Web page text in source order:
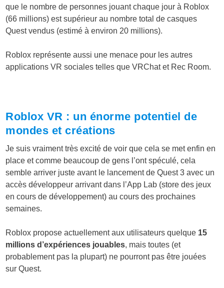
que le nombre de personnes jouant chaque jour à Roblox
(66 millions) est supérieur au nombre total de casques
Quest vendus (estimé à environ 20 millions).
Roblox représente aussi une menace pour les autres
applications VR sociales telles que VRChat et Rec Room.
Roblox VR : un énorme potentiel de
mondes et créations
Je suis vraiment très excité de voir que cela se met enfin en
place et comme beaucoup de gens l’ont spéculé, cela
semble arriver juste avant le lancement de Quest 3 avec un
accès développeur arrivant dans l’App Lab (store des jeux
en cours de développement) au cours des prochaines
semaines.
Roblox propose actuellement aux utilisateurs quelque 15
millions d’expériences jouables, mais toutes (et
probablement pas la plupart) ne pourront pas être jouées
sur Quest.